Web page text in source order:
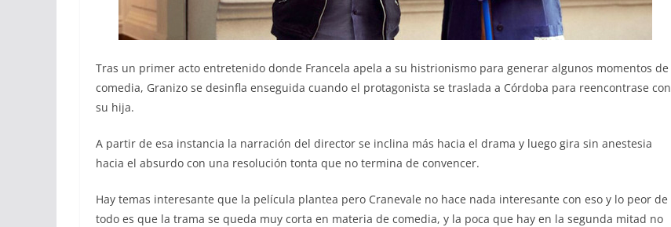
Tras un primer acto entretenido donde Francela apela a su histrionismo para generar algunos momentos de
comedia, Granizo se desinfla enseguida cuando el protagonista se traslada a Córdoba para reencontrase con
su hija.
A partir de esa instancia la narración del director se inclina más hacia el drama y luego gira sin anestesia
hacia el absurdo con una resolución tonta que no termina de convencer.
Hay temas interesante que la película plantea pero Cranevale no hace nada interesante con eso y lo peor de
todo es que la trama se queda muy corta en materia de comedia, y la poca que hay en la segunda mitad no